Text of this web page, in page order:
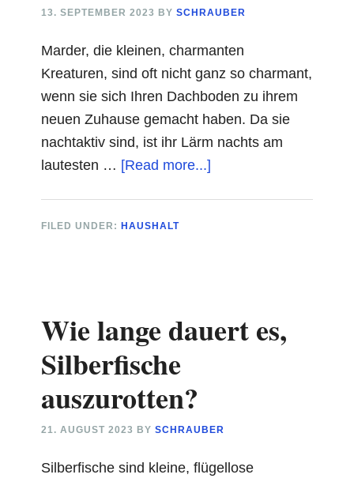
13. SEPTEMBER 2023 BYSCHRAUBER
Marder, die kleinen, charmanten
Kreaturen, sind oft nicht ganz so charmant,
wenn sie sich Ihren Dachboden zu ihrem
neuen Zuhause gemacht haben. Da sie
nachtaktiv sind, ist ihr Lärm nachts am
lautesten … [Read more...]
FILED UNDER: HAUSHALT
Wie lange dauert es,
Silberfische
auszurotten?
21. AUGUST 2023 BYSCHRAUBER
Silberfische sind kleine, flügellose